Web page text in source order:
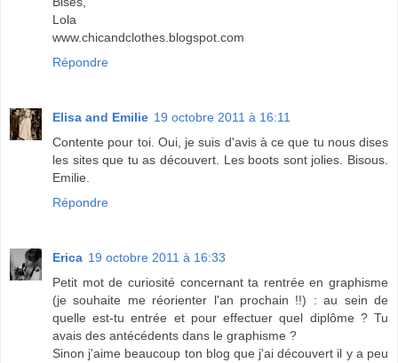
Lola
www.chicandclothes.blogspot.com
Répondre
Elisa and Emilie 19 octobre 2011 à 16:11
Contente pour toi. Oui, je suis d'avis à ce que tu nous dises
les sites que tu as découvert. Les boots sont jolies. Bisous.
Emilie.
Répondre
Erica 19 octobre 2011 à 16:33
Petit mot de curiosité concernant ta rentrée en graphisme
(je souhaite me réorienter l'an prochain !!) : au sein de
quelle est-tu entrée et pour effectuer quel diplôme ? Tu
avais des antécédents dans le graphisme ?
Sinon j'aime beaucoup ton blog que j'ai découvert il y a peu